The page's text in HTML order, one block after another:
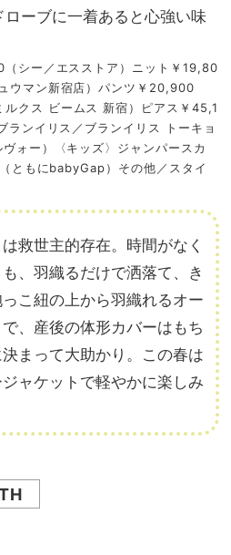
ーブに一着あると心強い味
（シー／エスストア）ニット￥19,80
ウマン新宿店）パンツ￥20,900
ルクス ビームス 新宿）ピアス￥45,1
ンイリス／ブランイリス トーキョ
ォー）〈キッズ〉ジャンパースカ
ともにbabyGap）その他／スタイ
救世主的存在。時間がなく
、羽織るだけで洒落て、き
こ紐の上から羽織れるオー
、産後の体形カバーはもち
まって大助かり。この春は
ャケットで軽やかに楽しみ